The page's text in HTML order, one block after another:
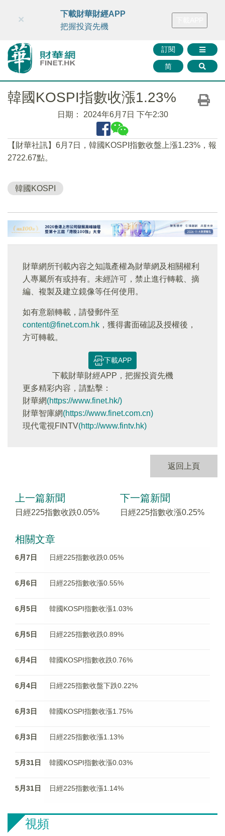
財華智庫網 FINTV FINMETA 財華證券 媒體矩陣
訂閱
简
×
下載財華財經APP
把握投資先機
韓國KOSPI指數收漲1.23%
日期： 2024年6月7日 下午2:30
【財華社訊】6月7日，韓國KOSPI指數收盤上漲1.23%，報
2722.67點。
韓國KOSPI
財華網所刊載內容之知識產權為財華網及相關權利
人專屬所有或持有。未經許可，禁止進行轉載、摘
編、複製及建立鏡像等任何使用。
如有意願轉載，請發郵件至
content@finet.com.hk ，獲得書面確認及授權後，
方可轉載。
下載APP
下載財華財經APP，把握投資先機
更多精彩内容，請點擊：
財華網(https://www.finet.hk/)
財華智庫網(https://www.finet.com.cn)
現代電視FINTV(http://www.fintv.hk)
返回上頁
上一篇新聞
日經225指數收跌0.05%
下一篇新聞
日經225指數收漲0.25%
相關文章
6月7日 日經225指數收跌0.05%
6月6日 日經225指數收漲0.55%
6月5日 韓國KOSPI指數收漲1.03%
6月5日 日經225指數收跌0.89%
6月4日 韓國KOSPI指數收跌0.76%
6月4日 日經225指數收盤下跌0.22%
6月3日 韓國KOSPI指數收漲1.75%
6月3日 日經225指數收漲1.13%
5月31日 韓國KOSPI指數收漲0.03%
5月31日 日經225指數收漲1.14%
視頻